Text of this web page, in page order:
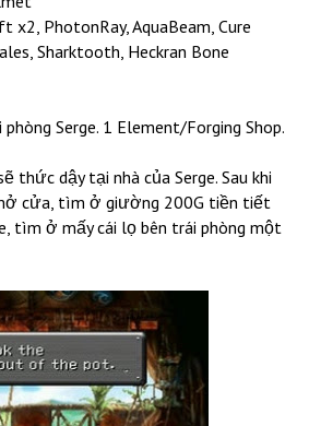
x2, PhotonRay, AquaBeam, Cure
Sharktooth, Heckran Bone
Serge. 1 Element/Forging Shop.
thức dậy tại nhà của Serge. Sau khi
cửa, tìm ở giường 200G tiền tiết
tìm ở mấy cái lọ bên trái phòng một